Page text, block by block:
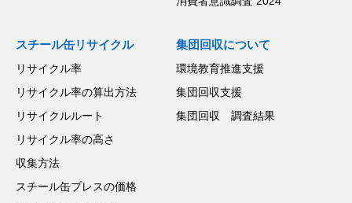
スチール缶リサイクル
リサイクル率
リサイクル率の算出方法
リサイクルルート
リサイクル率の高さ
収集方法
スチール缶プレスの価格
集団回収について
環境教育推進支援
集団回収支援
集団回収 調査結果